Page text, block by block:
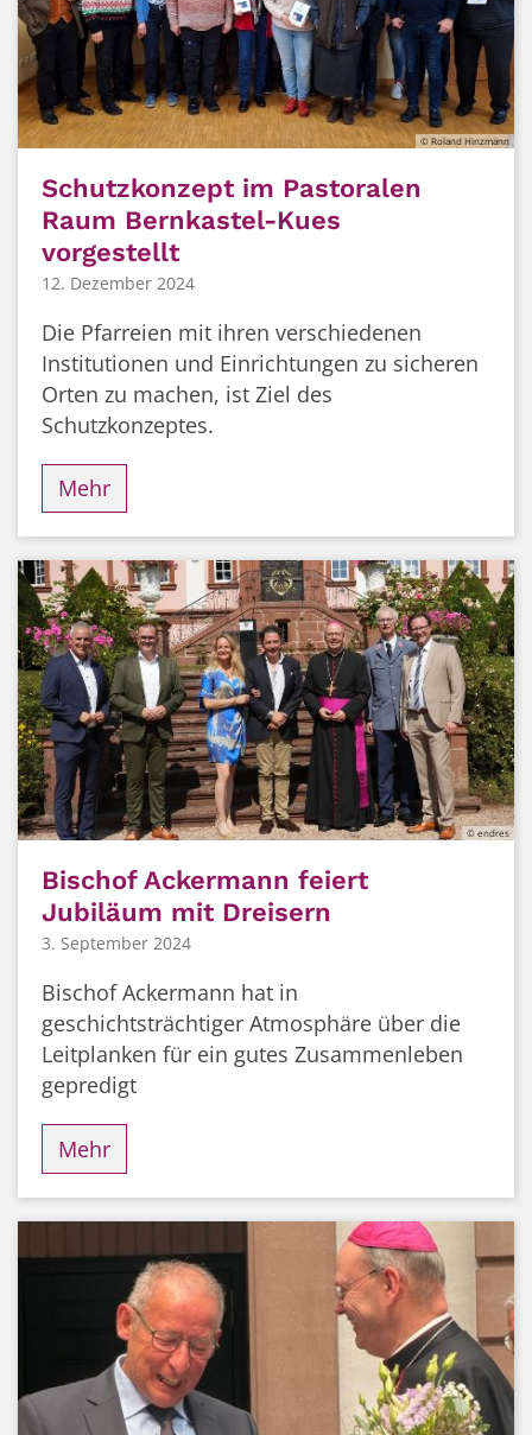
© Roland Hinzmann
Schutzkonzept im Pastoralen
Raum Bernkastel-Kues
vorgestellt
12. Dezember 2024
Die Pfarreien mit ihren verschiedenen
Institutionen und Einrichtungen zu sicheren
Orten zu machen, ist Ziel des
Schutzkonzeptes.
Mehr
© endres
Bischof Ackermann feiert
Jubiläum mit Dreisern
3. September 2024
Bischof Ackermann hat in
geschichtsträchtiger Atmosphäre über die
Leitplanken für ein gutes Zusammenleben
gepredigt
Mehr